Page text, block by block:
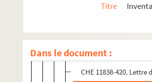
Titre
Dans le document :
CHE 11838-399.
CHE 11838-416 à CHE
CHE 11838-418 à CHE
CHE 11838-420. Lettre